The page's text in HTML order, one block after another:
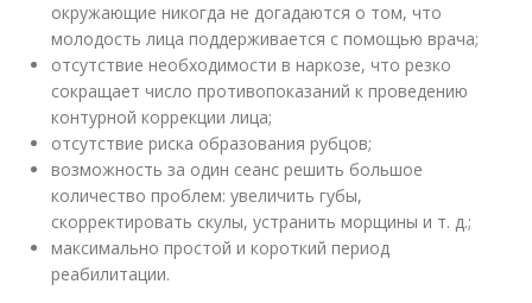
окружающие никогда не догадаются о том, что
молодость лица поддерживается с помощью врача;
отсутствие необходимости в наркозе, что резко
сокращает число противопоказаний к проведению
контурной коррекции лица;
отсутствие риска образования рубцов;
возможность за один сеанс решить большое
количество проблем: увеличить губы,
скорректировать скулы, устранить морщины и т. д.;
максимально простой и короткий период
реабилитации.